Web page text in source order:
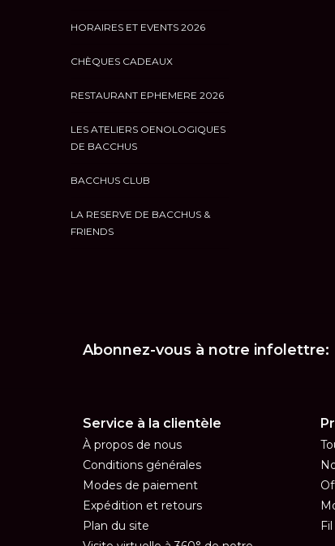
HORAIRES ET EVENTS 2026
CHÈQUES CADEAUX
RESTAURANT EPHEMERE 2026
LES ATELIERS OENOLOGIQUES
DE BACCHUS
BACCHUS CLUB
LA RESERVE DE BACCHUS &
FRIENDS
Abonnez-vous à notre infolettre:
Service à la clientèle
À propos de nous
Conditions générales
Modes de paiement
Expédition et retours
Plan du site